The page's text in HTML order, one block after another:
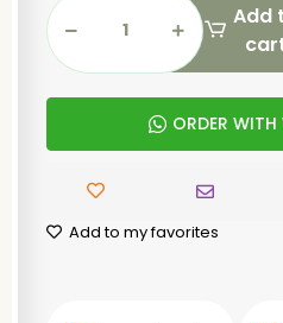
Add
ORDER
Add to my favorites